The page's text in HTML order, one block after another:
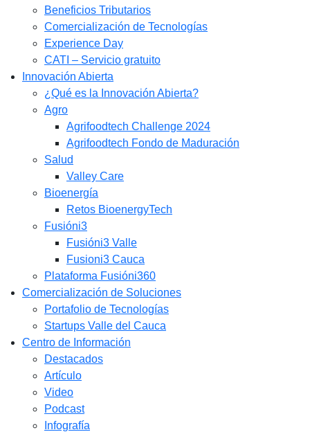
Beneficios Tributarios
Comercialización de Tecnologías
Experience Day
CATI – Servicio gratuito
Innovación Abierta
¿Qué es la Innovación Abierta?
Agro
Agrifoodtech Challenge 2024
Agrifoodtech Fondo de Maduración
Salud
Valley Care
Bioenergía
Retos BioenergyTech
Fusióni3
Fusióni3 Valle
Fusioni3 Cauca
Plataforma Fusióni360
Comercialización de Soluciones
Portafolio de Tecnologías
Startups Valle del Cauca
Centro de Información
Destacados
Artículo
Video
Podcast
Infografía